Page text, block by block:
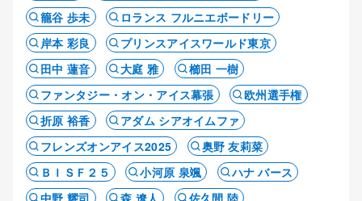
籠谷 歩未
ロランス フルニエボードリー
岸本 彩良
プリンスアイスワールド東京
田中 蓮音
大庭 雅
櫛田 一樹
ファンタジー・オン・アイス幕張
欧州選手権
折原 裕香
アダム シアオイムファ
フレンズオンアイス2025
奥野 友莉菜
ＢＩＳＦ２５
小河原 泉颯
ハナ バース